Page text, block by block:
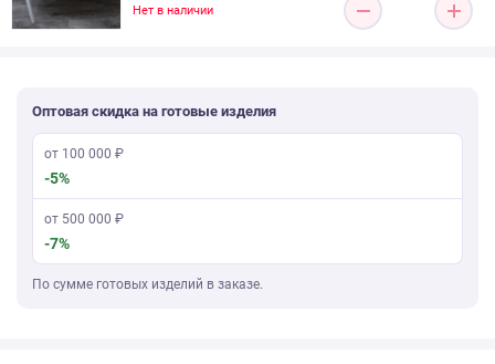
Нет в наличии
Оптовая скидка на готовые изделия
от 100 000 ₽
-5%
от 500 000 ₽
-7%
По сумме готовых изделий в заказе.